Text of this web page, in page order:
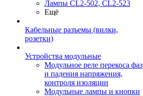
Лампы CL2-502, CL2-523
Ещё
Кабельные разъемы (вилки,
розетки)
Устройства модульные
Модульное реле перекоса фаз
и падения напряжения,
контроля изоляции
Модульные лампы и кнопки